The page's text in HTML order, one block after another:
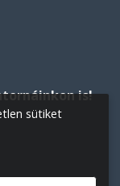
is!
sütiket